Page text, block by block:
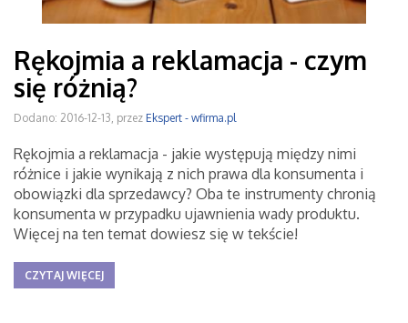
Rękojmia a reklamacja - czym
się różnią?
Dodano: 2016-12-13, przez Ekspert - wfirma.pl
Rękojmia a reklamacja - jakie występują między nimi
różnice i jakie wynikają z nich prawa dla konsumenta i
obowiązki dla sprzedawcy? Oba te instrumenty chronią
konsumenta w przypadku ujawnienia wady produktu.
Więcej na ten temat dowiesz się w tekście!
CZYTAJ WIĘCEJ